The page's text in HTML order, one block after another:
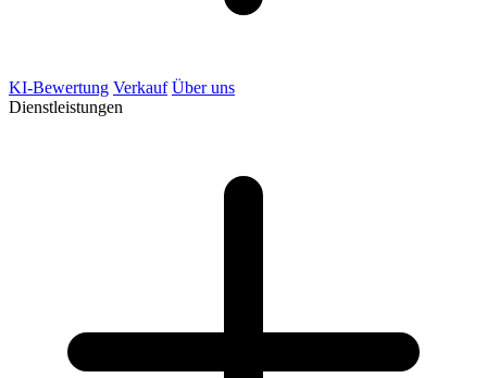
KI-Bewertung Verkauf Über uns
Dienstleistungen